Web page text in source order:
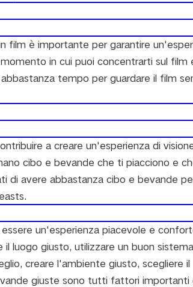
film è importante per garantire
in cui puoi concentrarti sul film
tempo per guardare il film
a creare un'esperienza di
cibo e bevande che ti piacciono e
di avere abbastanza cibo e bevande
un'esperienza piacevole e
il luogo giusto, utilizzare un buon
creare l'ambiente giusto, scegliere il
giuste sono tutti fattori importanti